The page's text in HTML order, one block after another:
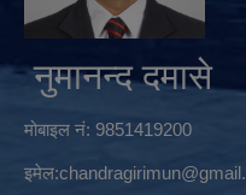
नुमानन्द दमासे
मोबाइल नं: 9851419200
इमेल: